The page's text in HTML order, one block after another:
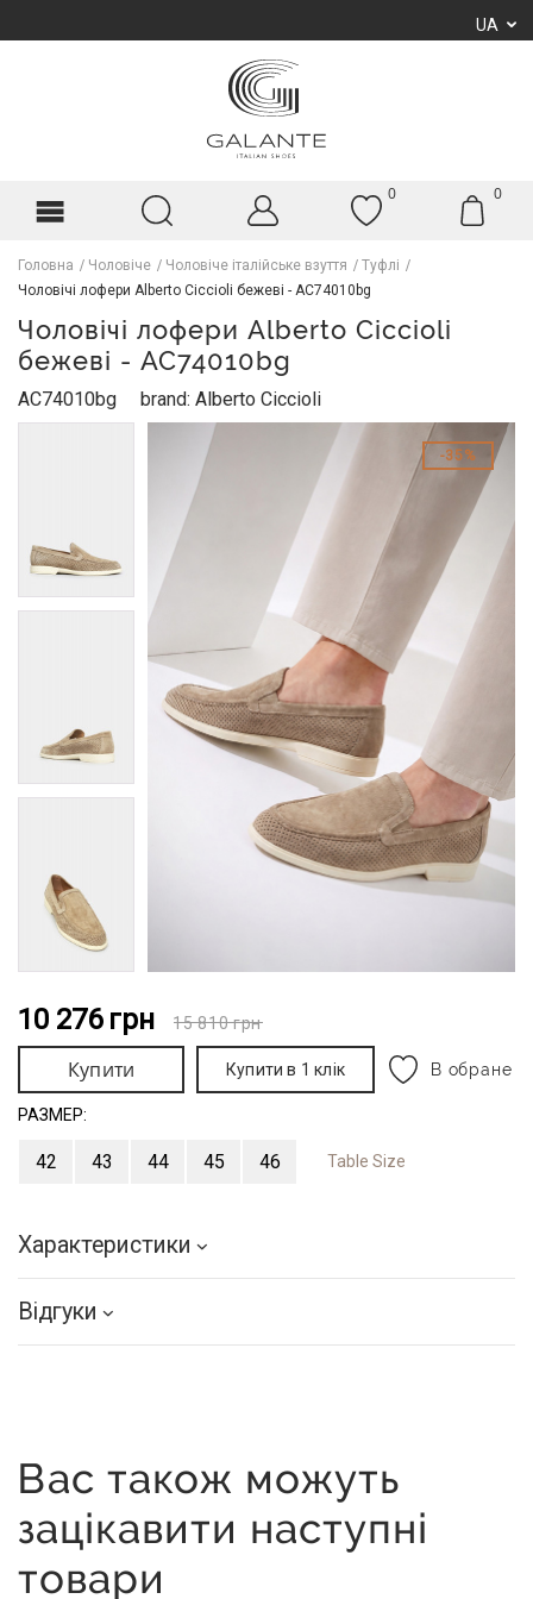
UA
0 0
Головна Чоловіче Чоловіче італійське взуття
Туфлі
Чоловічі лофери Alberto Ciccioli бежеві - AC74010bg
Чоловічі лофери Alberto Ciccioli
бежеві - AC74010bg
AC74010bg brand: Alberto Ciccioli
35%
10 276 грн 15 810грн
Купити Купити в 1 клік В обране
РАЗМЕР:
42 43 44 45 46 Table Size
Характеристики
Відгуки
Вас також можуть
зацікавити наступні
товари